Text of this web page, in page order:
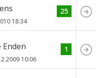
18:34
25
10:06
1